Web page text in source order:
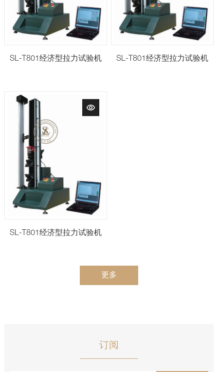
SL-T801经济型拉力试验机 SL-T801经济型拉力试验机
SL-T801经济型拉力试验机
更多
订阅